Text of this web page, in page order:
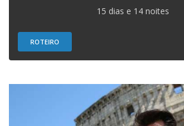
15 dias e 14 noites
ROTEIRO